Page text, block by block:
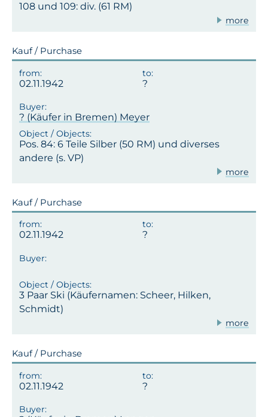
108 und 109: div. (61 RM)
more
Kauf / Purchase
02.11.1942
? (Käufer in Bremen) Meyer
Pos. 84: 6 Teile Silber (50 RM) und diverses
andere (s. VP)
more
Kauf / Purchase
02.11.1942
3 Paar Ski (Käufernamen: Scheer, Hilken,
Schmidt)
more
Kauf / Purchase
02.11.1942